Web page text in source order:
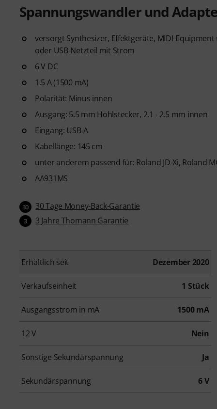
Spannungswandler und
versorgt Synthesizer, Effektgeräte, MIDI-
oder USB-Netzteil mit Strom
6 V DC
1.5 A (1500 mA)
Polarität: Minus innen
Ausgang: 5.5 mm Hohlstecker, 2.1 - 2.5 mm innen
Eingang: USB-A
Kabellänge: 145 cm
unter anderem passend für: Roland JD-Xi, Roland
AA931MS
30 30 Tage Money-Back-Garantie
3 3 Jahre Thomann Garantie
Erhältlich seit Dezember 2020
Verkaufseinheit 1 Stück
Ausgangsstrom in mA 1500 mA
12 V Nein
Sonstige Sekundärspannung Ja
Sekundärspannung 6 V